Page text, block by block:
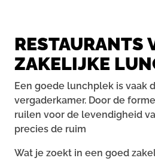
RESTAURANTS
ZAKELIJKE
Een goede lunchplek is vaak
vergaderkamer. Door de
ruilen voor de levendigheid
precies de ruim
Wat je zoekt in een goed